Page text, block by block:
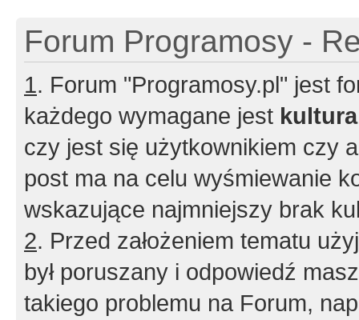
Forum Programosy -
1. Forum "Programosy.pl" jest
każdego wymagane jest
czy jest się użytkownikiem czy
post ma na celu wyśmiewanie
wskazujące najmniejszy brak
2. Przed założeniem tematu
był poruszany i odpowiedź
takiego problemu na Forum,